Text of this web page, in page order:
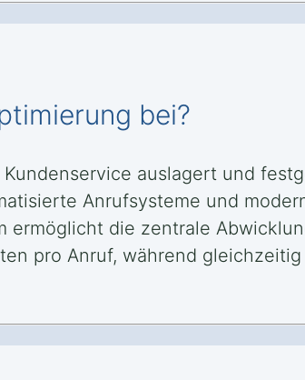
bei?
auslagert und
Anrufsysteme und
ermöglicht die zentrale
pro Anruf, während